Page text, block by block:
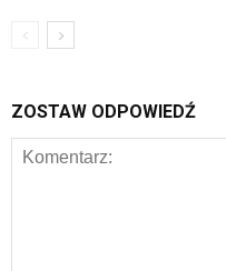
ZOSTAW ODPOWIEDŹ